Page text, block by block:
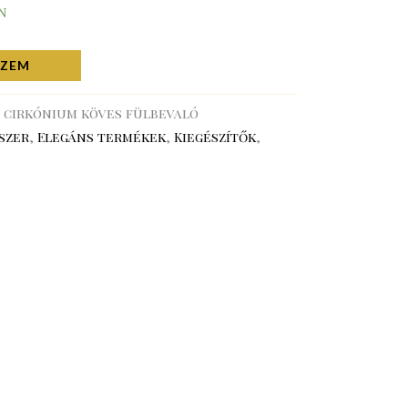
cirkónium köves fülbevaló
, Elegáns termékek, Kiegészítők,